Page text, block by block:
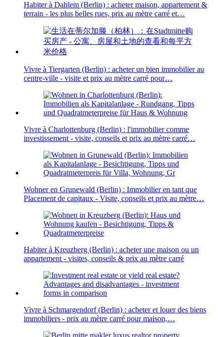
Habiter à Dahlem (Berlin) : acheter maison, appartement &
terrain - les plus belles rues, prix au mètre carré et…
Vivre à Tiergarten (Berlin) : acheter un bien immobilier au
centre-ville - visite et prix au mètre carré pour…
Vivre à Charlottenburg (Berlin) : l'immobilier comme
investissement - visite, conseils et prix au mètre carré…
Wohner en Grunewald (Berlin) : Immobilier en tant que
Placement de capitaux - Visite, conseils et prix au mètre…
Habiter à Kreuzberg (Berlin) : acheter une maison ou un
appartement - visites, conseils & prix au mètre carré
Vivre à Schmargendorf (Berlin) : acheter et louer des biens
immobiliers - prix au mètre carré pour maison,…